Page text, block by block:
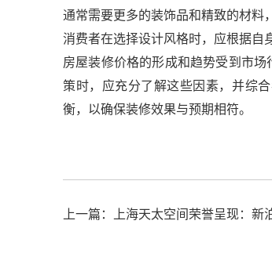
通常需要更多的装饰品和精致的材料
消费者在选择设计风格时，应根据自
房屋装修价格的形成和趋势受到市
策时，应充分了解这些因素，并综
衡，以确保装修效果与预期相符。